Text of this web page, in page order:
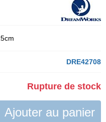
DRE42708
Rupture de stock
Ajouter au panier